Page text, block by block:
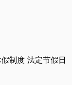
制度 法定节假日